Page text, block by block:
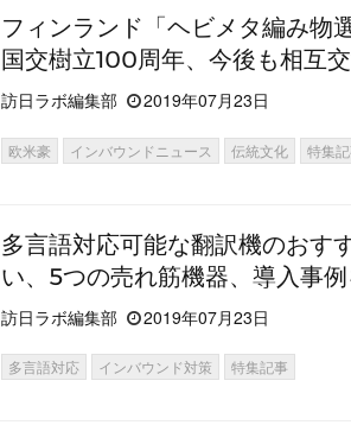
フィンランド「ヘビメタ編み物
国交樹立100周年、今後も相互
訪日ラボ編集部 2019年07月23日
欧米豪 インバウンドニュース 伝統文化 特集
多言語対応可能な翻訳機のおす
い、5つの売れ筋機器、導入事
訪日ラボ編集部 2019年07月23日
多言語対応 インバウンド対策 特集記事